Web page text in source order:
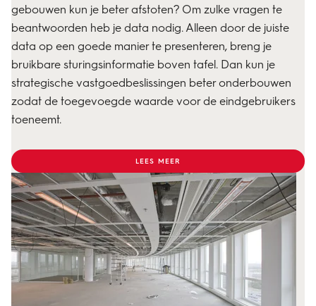
gebouwen kun je beter afstoten? Om zulke vragen te
beantwoorden heb je data nodig. Alleen door de juiste
data op een goede manier te presenteren, breng je
bruikbare sturingsinformatie boven tafel. Dan kun je
strategische vastgoedbeslissingen beter onderbouwen
zodat de toegevoegde waarde voor de eindgebruikers
toeneemt.
LEES MEER